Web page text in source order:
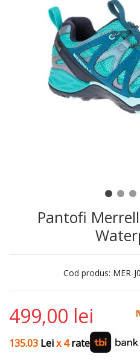
Pantofi
Cod produs: MER-
499,00 lei
135.03 Leix 4rate